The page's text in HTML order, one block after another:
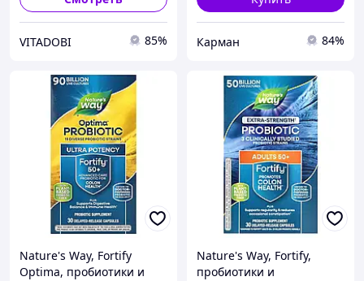
VITADOBI 85% Карман 84%
Nature's Way, Fortify
Optima, пробиотики и
Nature's Way, Fortify,
пробиотики и